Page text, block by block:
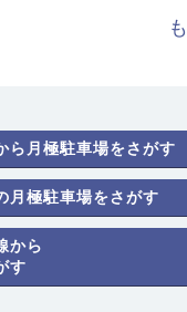
ら月極駐車場をさがす
月極駐車場をさがす
から
す